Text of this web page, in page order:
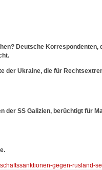
Deutsche Korrespondenten,
der Ukraine, die für
der SS Galizien, berüchtigt für
gegen-rusland-